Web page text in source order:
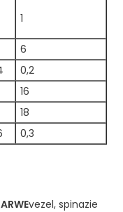
1
6
0,2
16
18
0,3
vezel, spinazie